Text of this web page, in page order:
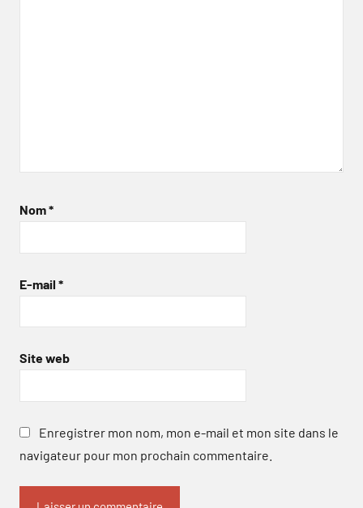
Nom*
E-mail *
Site web
Enregistrer mon nom, mon e-mail et mon site dans le
navigateur pour mon prochain commentaire.